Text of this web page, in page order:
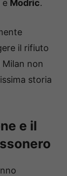
e Modric.
il rifiuto
non
storia
e il